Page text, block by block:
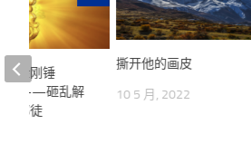
撕开他的画皮
10 5 月, 2022
的金刚锤
锤——砸乱解
的邪徒